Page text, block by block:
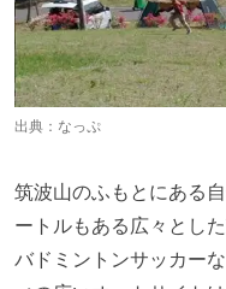
出典： なっぷ
筑波山のふもとにある
ートルもある広々とし
バドミントンサッカー